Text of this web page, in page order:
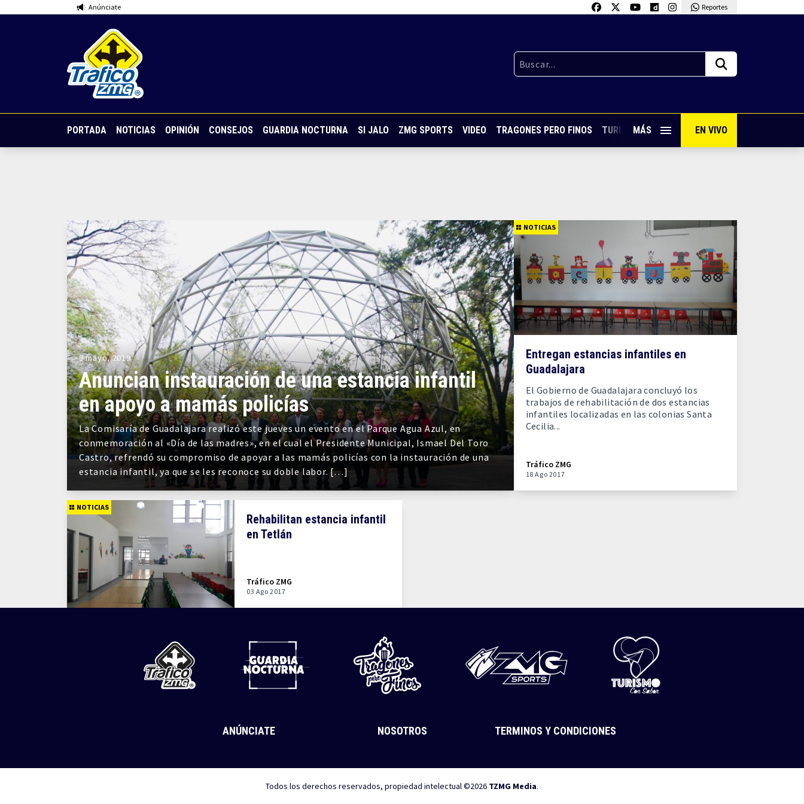
Anúnciate Reportes
PORTADA NOTICIAS OPINIÓN CONSEJOS GUARDIA NOCTURNA SI JALO ZMG SPORTS VIDEO TRAGONES PERO FINOS TURISMO CON SABOR VIVE PUERTO VALLARTA
MÁS EN VIVO
9 mayo, 2019
Anuncian instauración de una estancia infantil
en apoyo a mamás policías
La Comisaría de Guadalajara realizó este jueves un evento en el Parque Agua Azul, en
conmemoración al «Día de las madres», en el cual el Presidente Municipal, Ismael Del Toro
Castro, refrendó su compromiso de apoyar a las mamás policías con la instauración de una
estancia infantil, ya que se les reconoce su doble labor. […]
NOTICIAS
Entregan estancias infantiles en
Guadalajara
El Gobierno de Guadalajara concluyó los
trabajos de rehabilitación de dos estancias
infantiles localizadas en las colonias Santa
Cecilia...
Tráfico ZMG
18 Ago 2017
NOTICIAS
Rehabilitan estancia infantil
en Tetlán
Tráfico ZMG
03 Ago 2017
ANÚNCIATE NOSOTROS TERMINOS Y CONDICIONES
Todos los derechos reservados, propiedad intelectual ©2026 TZMG Media.